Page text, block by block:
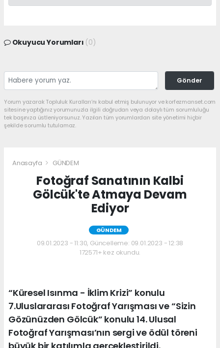
Okuyucu Yorumları (0)
Gönder
Yorum yazarak Topluluk Kuralları’nı kabul etmiş bulunuyor ve korfezmanset.com
sitesine yaptığınız yorumunuzla ilgili doğrudan veya dolaylı tüm sorumluluğu
tek başınıza üstleniyorsunuz. Yazılan tüm yorumlardan site yönetimi hiçbir
şekilde sorumlu tutulamaz.
Anasayfa GÜNDEM
Fotoğraf Sanatının Kalbi
Gölcük'te Atmaya Devam
Ediyor
GÜNDEM
09.01.2023 - 11:30, Güncelleme: 09.01.2023 - 12:38
172571+ kez okundu.
“Küresel Isınma - İklim Krizi” konulu
7.Uluslararası Fotoğraf Yarışması ve “Sizin
Gözünüzden Gölcük” konulu 14. Ulusal
Fotoğraf Yarışması’nın sergi ve ödül töreni